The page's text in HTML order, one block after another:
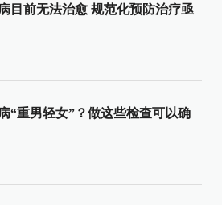
目前无法治愈 规范化预防治疗亟
“重男轻女”？做这些检查可以确